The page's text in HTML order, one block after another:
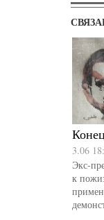
3.06
Экс-
к